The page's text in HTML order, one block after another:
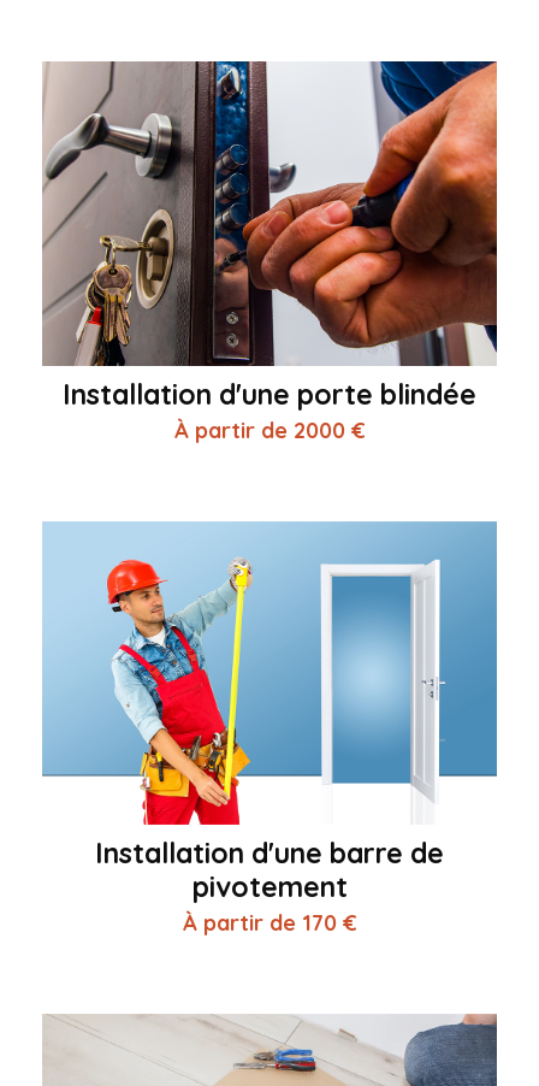
Installation d'une porte blindée
À partir de 2000 €
Installation d'une barre de
pivotement
À partir de 170 €